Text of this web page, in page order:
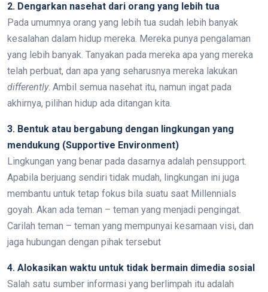
2. Dengarkan nasehat dari orang yang lebih tua
Pada umumnya orang yang lebih tua sudah lebih banyak
kesalahan dalam hidup mereka. Mereka punya pengalaman
yang lebih banyak. Tanyakan pada mereka apa yang mereka
telah perbuat, dan apa yang seharusnya mereka lakukan
differently. Ambil semua nasehat itu, namun ingat pada
akhirnya, pilihan hidup ada ditangan kita.
3. Bentuk atau bergabung dengan lingkungan yang
mendukung (Supportive Environment)
Lingkungan yang benar pada dasarnya adalah pensupport.
Apabila berjuang sendiri tidak mudah, lingkungan ini juga
membantu untuk tetap fokus bila suatu saat Millennials
goyah. Akan ada teman – teman yang menjadi pengingat.
Carilah teman – teman yang mempunyai kesamaan visi, dan
jaga hubungan dengan pihak tersebut
4. Alokasikan waktu untuk tidak bermain dimedia sosial
Salah satu sumber informasi yang berlimpah itu adalah